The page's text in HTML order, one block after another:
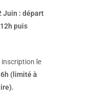
Juin : départ
puis
inscription le
(limité à